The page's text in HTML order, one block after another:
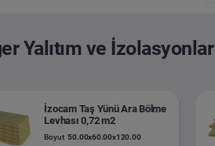
Yalıtım ve İzolasyonlar
İzocam Taş Yünü Ara Bölme
Levhası 0,72 m2
Boyut 50.00x60.00x120.00